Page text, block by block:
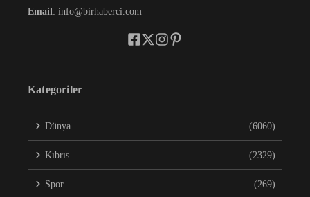
Email : info@birhaberci.com
Kategoriler
Dünya (6060)
Kıbrıs (2329)
Spor (269)